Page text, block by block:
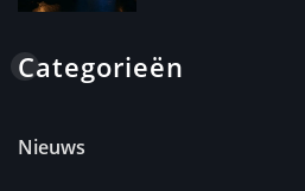
Categorieën
Nieuws